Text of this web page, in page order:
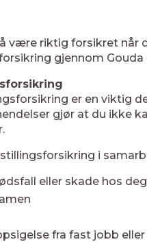
være riktig forsikret når
gjennom
er en viktig
gjør at du ikke
i
eller skade hos
fra fast jobb